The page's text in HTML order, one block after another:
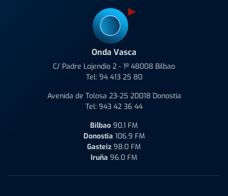
Onda Vasca
C/ Padre Lojendio 2 - 1º 48008 Bilbao
Tel: 94 413 25 80
Avenida de Tolosa 23-25 20018 Donostia
Tel: 943 42 36 44
Bilbao 90.1 FM
Donostia 106.9 FM
Gasteiz 98.0 FM
Iruña 96.0 FM